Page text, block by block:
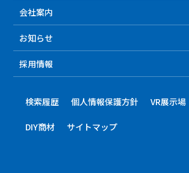
会社案内
お知らせ
採用情報
検索履歴 個人情報保護方針 VR展示場
DIY商材 サイトマップ